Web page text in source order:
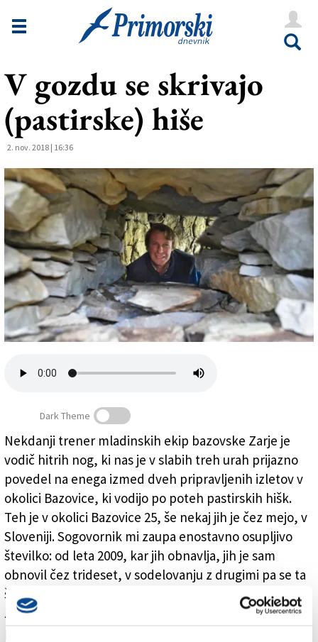
Novice
Goriška
Kultura
Šport
Še
Vreme
V Kioskih
Uredništvo
Oglasi
Založnik
V gozdu se skrivajo
(pastirske) hiše
2. nov. 2018 | 16:36
V gozdu se skrivajo (pastirske) hiše
Dark Theme
Nekdanji trener mladinskih ekip bazovske Zarje je
vodič hitrih nog, ki nas je v slabih treh urah prijazno
povedel na enega izmed dveh pripravljenih izletov v
okolici Bazovice, ki vodijo po poteh pastirskih hišk.
Teh je v okolici Bazovice 25, še nekaj jih je čez mejo, v
Sloveniji. Sogovornik mi zaupa enostavno osupljivo
številko: od leta 2009, kar jih obnavlja, jih je sam
obnovil čez trideset, v sodelovanju z drugimi pa se ta
številka povzpne do 40.
Za svoje požrtvovalno delo je prejel ne samo številne